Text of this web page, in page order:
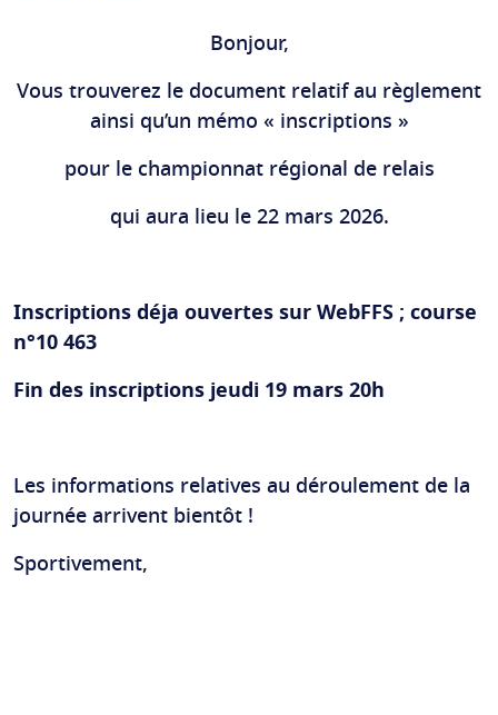
Bonjour,
Vous trouverez le document relatif au règlement
ainsi qu’un mémo « inscriptions »
pour le championnat régional de relais
qui aura lieu le 22 mars 2026.
Inscriptions déja ouvertes sur WebFFS ; course
n°10 463
Fin des inscriptions jeudi 19 mars 20h
Les informations relatives au déroulement de la
journée arrivent bientôt !
Sportivement,